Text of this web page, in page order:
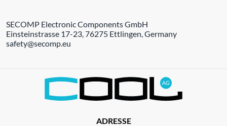
SECOMP Electronic Components GmbH
Einsteinstrasse 17-23, 76275 Ettlingen, Germany
safety@secomp.eu
ADRESSE